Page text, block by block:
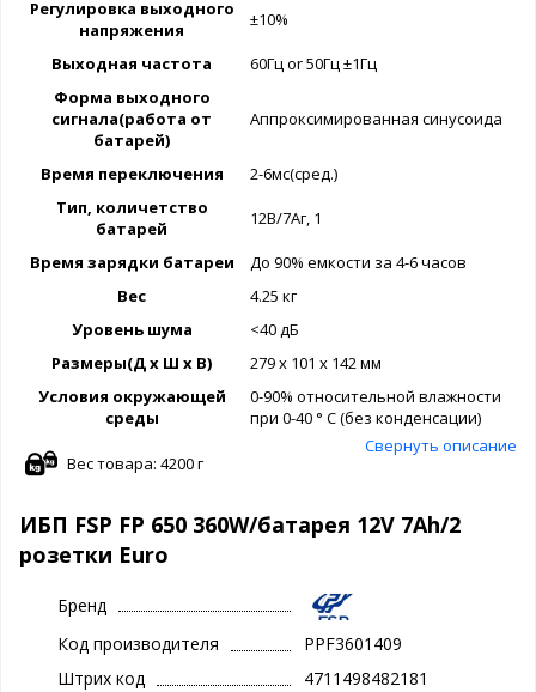
Регулировка выходного
напряжения
±10%
Выходная частота
60Гц or 50Гц ±1Гц
Форма выходного
сигнала(работа от
батарей)
Аппроксимированная синусоида
Время переключения
2-6мс(сред.)
Тип, количетство
батарей
12В/7Аг, 1
Время зарядки батареи
До 90% емкости за 4-6 часов
Вес
4.25 кг
Уровень шума
<40 дБ
Размеры(Д x Ш x В)
279 x 101 x 142 мм
Условия окружающей
среды
0-90% относительной влажности
при 0-40 ° C (без конденсации)
Свернуть описание
Вес товара: 4200 г
ИБП FSP FP 650 360W/батарея 12V 7Ah/2
розетки Euro
Бренд
Код производителя
PPF3601409
Штрих код
4711498482181